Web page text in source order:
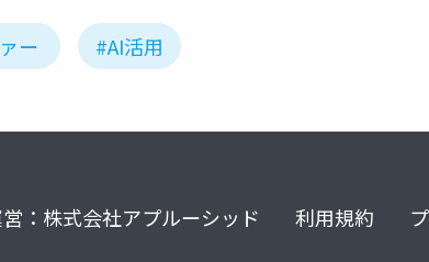
ー #AI活用
：株式会社アプルーシッド 利用規約